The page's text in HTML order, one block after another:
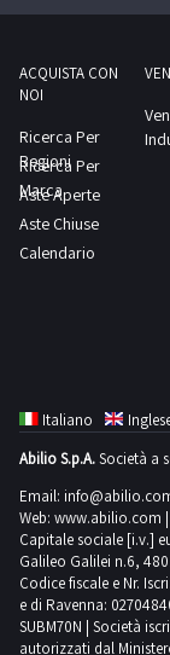
e
in
che
che
altri
per
dei
ACQUISTA CON
NOI
Ricerca Per
Regioni
Ricerca Per
Marca
Aste Aperte
Aste Chiuse
Calendario
Italiano
Abilio S.p.A.Società a
Email:
Web: www.abilio.com
Capitale sociale [i.v.]
Galileo Galilei n.6,
Codice fiscale e Nr.
e di Ravenna:
SUBM70N | Società
autorizzati dal